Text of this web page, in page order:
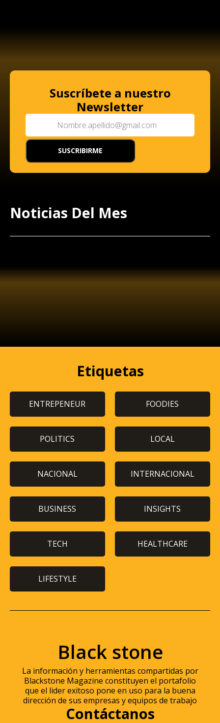
Suscríbete a nuestro
Newsletter
Noticias Del Mes
Etiquetas
ENTREPENEUR FOODIES
POLITICS LOCAL
NACIONAL INTERNACIONAL
BUSINESS INSIGHTS
TECH HEALTHCARE
LIFESTYLE
Black stone
La información y herramientas compartidas por
Blackstone Magazine constituyen el portafolio
que el lider exitoso pone en uso para la buena
dirección de sus empresas y equipos de trabajo
Contáctanos